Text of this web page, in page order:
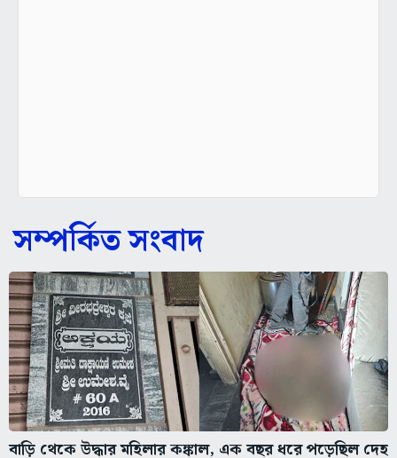
সম্পর্কিত সংবাদ
বাড়ি থেকে উদ্ধার মহিলার কঙ্কাল, এক বছর ধরে পড়েছিল দেহ